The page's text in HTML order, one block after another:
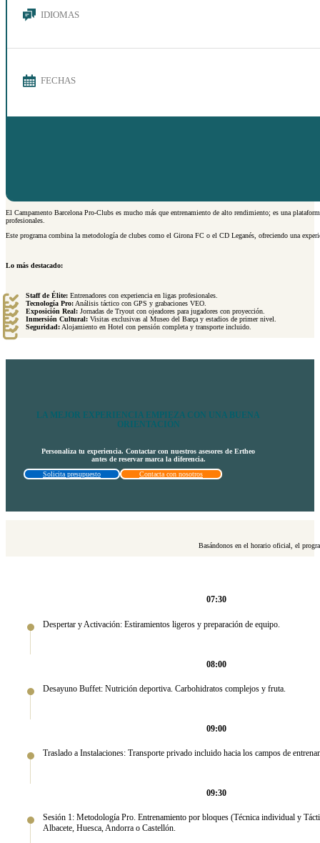
IDIOMAS
FECHAS
El Campamento Barcelona Pro-Clubs es mucho más que entrenamiento de alto rendimiento; es una
profesionales.
Este programa combina la metodología de clubes como el Girona FC o el CD Leganés, ofreciendo una
Lo más destacado:
Staff de Élite: Entrenadores con experiencia en ligas profesionales.
Tecnología Pro:Análisis táctico con GPS y grabaciones VEO.
Exposición Real: Jornadas de Tryout con ojeadores para jugadores con proyección.
Inmersión Cultural: Visitas exclusivas al Museo del Barça y estadios de primer nivel.
Seguridad:Alojamiento en Hotel con pensión completa y transporte incluido.
LA MEJOR EXPERIENCIA EMPIEZA CON UNA BUENA
ORIENTACIÓN
Personaliza tu experiencia. Contactar con nuestros asesores de Ertheo
antes de reservar marca la diferencia.
Solicita presupuesto
Contacta con nosotros
Basándonos en el horario oficial, el
07:30
Despertar y Activación: Estiramientos ligeros y preparación de equipo.
08:00
Desayuno Buffet: Nutrición deportiva. Carbohidratos complejos y fruta.
09:00
Traslado a Instalaciones: Transporte privado incluido hacia los campos de
09:30
Sesión 1: Metodología Pro. Entrenamiento por bloques (Técnica individual y
Albacete, Huesca, Andorra o Castellón.